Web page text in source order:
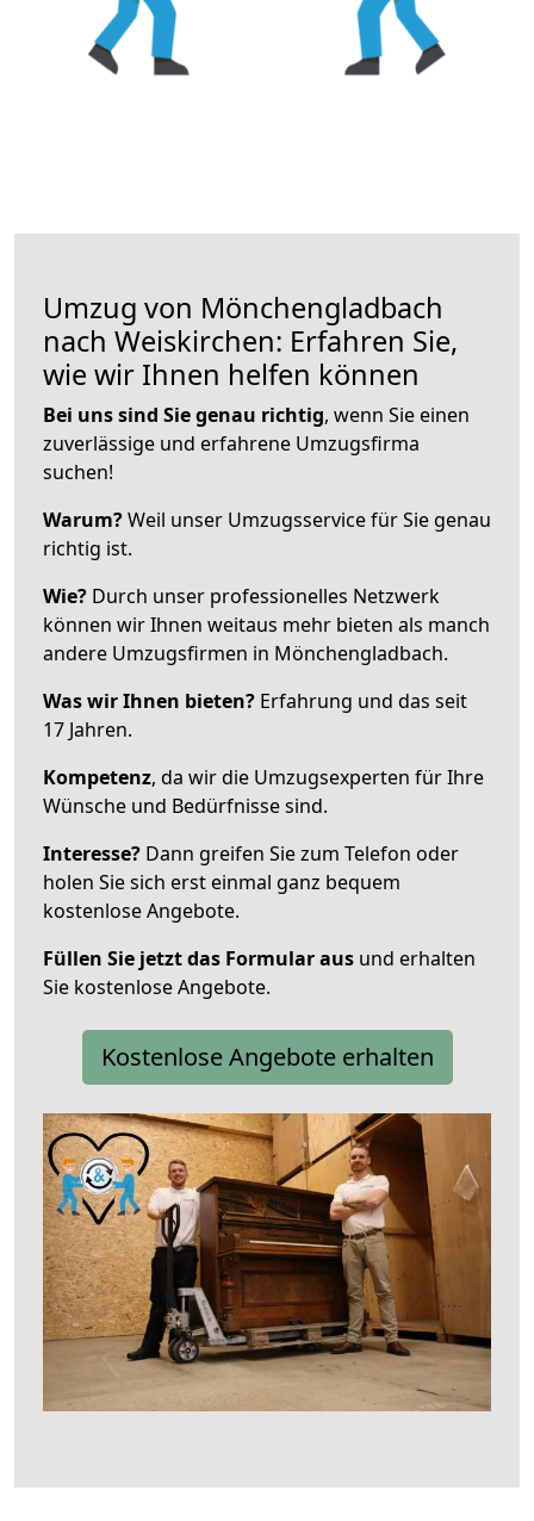
Umzug von Mönchengladbach
nach Weiskirchen: Erfahren Sie,
wie wir Ihnen helfen können
Bei uns sind Sie genau richtig, wenn Sie einen
zuverlässige und erfahrene Umzugsfirma
suchen!
Warum?Weil unser Umzugsservice für Sie genau
richtig ist.
Wie? Durch unser professionelles Netzwerk
können wir Ihnen weitaus mehr bieten als manch
andere Umzugsfirmen in Mönchengladbach.
Was wir Ihnen bieten? Erfahrung und das seit
17 Jahren.
Kompetenz, da wir die Umzugsexperten für Ihre
Wünsche und Bedürfnisse sind.
Interesse? Dann greifen Sie zum Telefon oder
holen Sie sich erst einmal ganz bequem
kostenlose Angebote.
Füllen Sie jetzt das Formular aus und erhalten
Sie kostenlose Angebote.
Kostenlose Angebote erhalten